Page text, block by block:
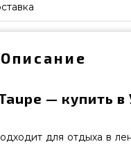
Описание
— купить в
для отдыха в